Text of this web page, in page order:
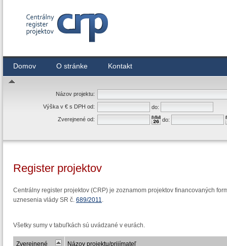
Domov O stránke Kontakt
Názov projektu:
Výška v € s DPH od:
do:
Zverejnené od:
do:
Register projektov
Centrálny register projektov (CRP) je zoznamom projektov financovaných
uznesenia vlády SR č. 689/2011.
Všetky sumy v tabuľkách sú uvádzané v eurách.
Zverejnené Názov projektu/prijímateľ